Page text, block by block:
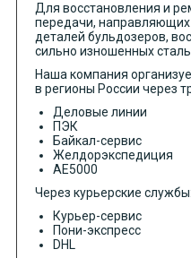
Для восстановления и
передачи,
деталей бульдозеров,
сильно изношенных
Наша компания
в регионы России через
Деловые линии
ПЭК
Байкал-сервис
Желдорэкспедиция
АЕ5000
Через курьерские службы:
Курьер-сервис
Пони-экспресс
DHL